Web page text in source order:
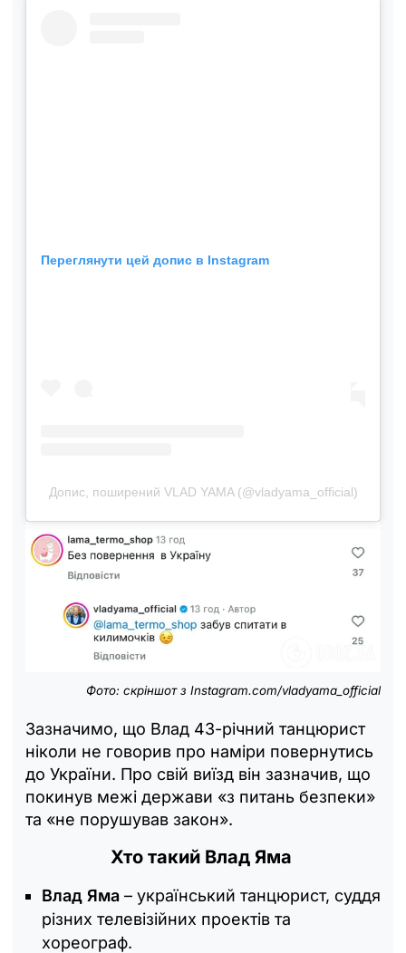
Переглянути цей допис в Instagram
Допис, поширений VLAD YAMA (@vladyama_official)
Фото: скріншот з Instagram.com/vladyama_official
Зазначимо, що Влад 43-річний танцюрист
ніколи не говорив про наміри повернутись
до України. Про свій виїзд він зазначив, що
покинув межі держави «з питань безпеки»
та «не порушував закон».
Хто такий Влад Яма
Влад Яма – український танцюрист, суддя
різних телевізійних проектів та
хореограф.